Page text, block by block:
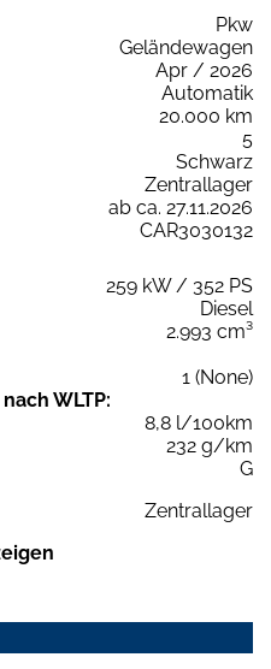
Pkw
Geländewagen
Apr / 2026
Automatik
20.000 km
5
Schwarz
Zentrallager
ab ca. 27.11.2026
CAR3030132
259 kW / 352 PS
Diesel
2.993 cm³
1 (None)
WLTP:
8,8 l/100km
232 g/km
G
Zentrallager